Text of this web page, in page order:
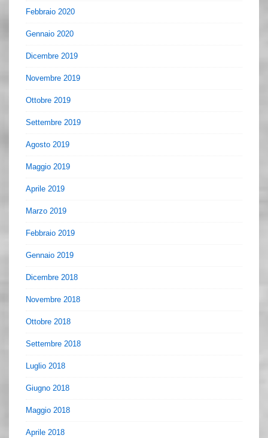
Febbraio 2020
Gennaio 2020
Dicembre 2019
Novembre 2019
Ottobre 2019
Settembre 2019
Agosto 2019
Maggio 2019
Aprile 2019
Marzo 2019
Febbraio 2019
Gennaio 2019
Dicembre 2018
Novembre 2018
Ottobre 2018
Settembre 2018
Luglio 2018
Giugno 2018
Maggio 2018
Aprile 2018